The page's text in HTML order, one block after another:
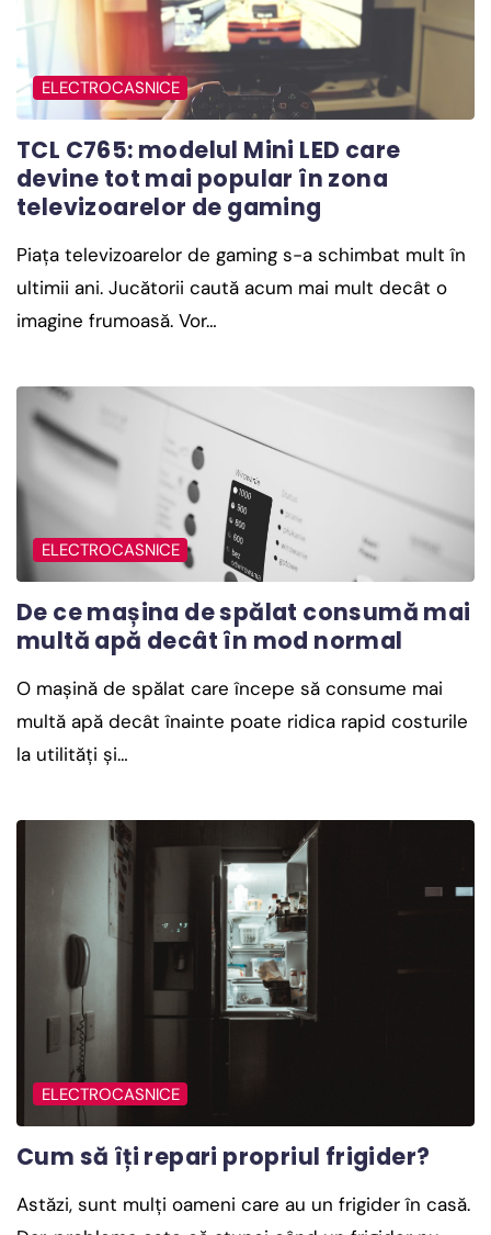
ELECTROCASNICE
TCL C765: modelul Mini LED care
devine tot mai popular în zona
televizoarelor de gaming
Piața televizoarelor de gaming s-a schimbat mult în
ultimii ani. Jucătorii caută acum mai mult decât o
imagine frumoasă. Vor…
ELECTROCASNICE
De ce mașina de spălat consumă mai
multă apă decât în mod normal
O mașină de spălat care începe să consume mai
multă apă decât înainte poate ridica rapid costurile
la utilități și…
ELECTROCASNICE
Cum să îți repari propriul frigider?
Astăzi, sunt mulți oameni care au un frigider în casă.